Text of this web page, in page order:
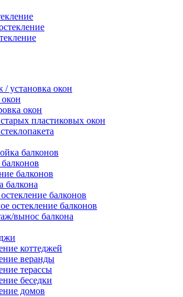
установка окон
окон
пластиковых окон
балконов
балконов
балкона
балконов
остекление балконов
вынос балкона
коттеджей
веранды
терассы
беседки
домов